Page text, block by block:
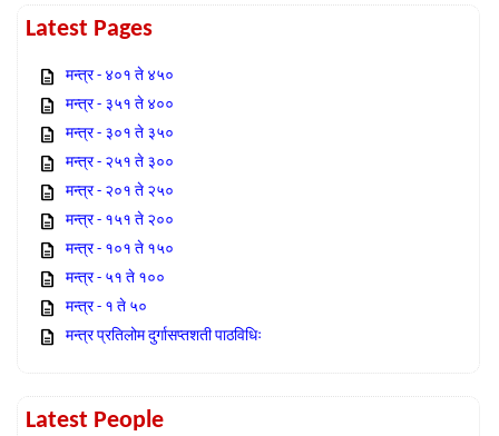
Latest Pages
मन्त्र - ४०१ ते ४५०
मन्त्र - ३५१ ते ४००
मन्त्र - ३०१ ते ३५०
मन्त्र - २५१ ते ३००
मन्त्र - २०१ ते २५०
मन्त्र - १५१ ते २००
मन्त्र - १०१ ते १५०
मन्त्र - ५१ ते १००
मन्त्र - १ ते ५०
मन्त्र प्रतिलोम दुर्गासप्तशती पाठविधिः
Latest People